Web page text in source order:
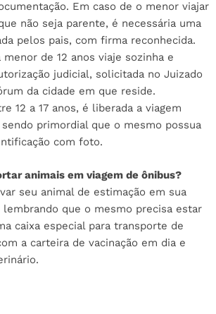
Em caso de o menor viajar
não seja parente, é necessária uma
pelos pais, com firma reconhecida.
menor de 12 anos viaje sozinha e
judicial, solicitada no Juizado
da cidade em que reside.
12 a 17 anos, é liberada a viagem
sendo primordial que o mesmo possua
com foto.
animais em viagem de ônibus?
seu animal de estimação em sua
lembrando que o mesmo precisa estar
caixa especial para transporte de
a carteira de vacinação em dia e